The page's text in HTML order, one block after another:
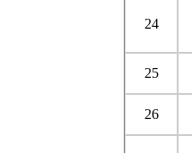
24
25
26